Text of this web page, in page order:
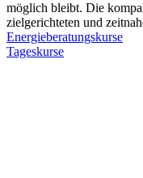
möglich bleibt. Die
zielgerichteten und
Energieberatungskurse
Tageskurse